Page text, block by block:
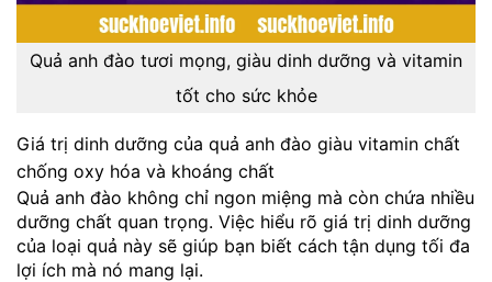
Quả anh đào tươi mọng, giàu dinh dưỡng và vitamin
tốt cho sức khỏe
Giá trị dinh dưỡng của quả anh đào giàu vitamin chất
chống oxy hóa và khoáng chất
Quả anh đào không chỉ ngon miệng mà còn chứa nhiều
dưỡng chất quan trọng. Việc hiểu rõ giá trị dinh dưỡng
của loại quả này sẽ giúp bạn biết cách tận dụng tối đa
lợi ích mà nó mang lại.